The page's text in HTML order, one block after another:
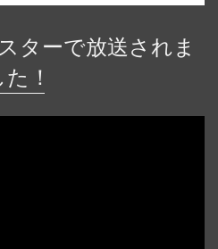
ターで放送されま
た！